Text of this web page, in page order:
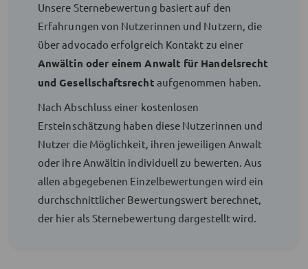
Unsere Sternebewertung basiert auf den
Erfahrungen von Nutzerinnen und Nutzern, die
über advocado erfolgreich Kontakt zu einer
Anwältin oder einem Anwalt für Handelsrecht
und Gesellschaftsrecht aufgenommen haben.
Nach Abschluss einer kostenlosen
Ersteinschätzung haben diese Nutzerinnen und
Nutzer die Möglichkeit, ihren jeweiligen Anwalt
oder ihre Anwältin individuell zu bewerten. Aus
allen abgegebenen Einzelbewertungen wird ein
durchschnittlicher Bewertungswert berechnet,
der hier als Sternebewertung dargestellt wird.